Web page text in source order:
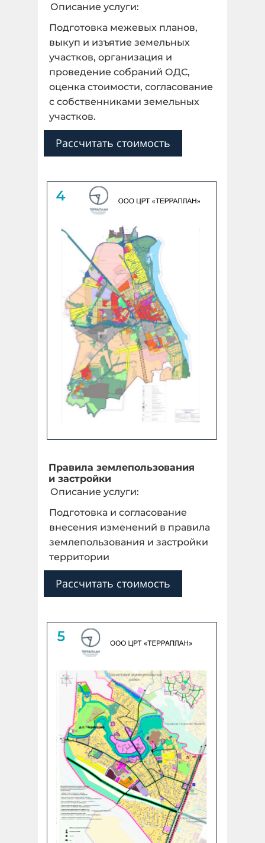
Описание услуги:
Подготовка межевых планов,
выкуп и изъятие земельных
участков, организация и
проведение собраний ОДС,
оценка стоимости, согласование
с собственниками земельных
участков.
Рассчитать стоимость
Правила землепользования
и застройки
Описание услуги:
Подготовка и согласование
внесения изменений в правила
землепользования и застройки
территории
Рассчитать стоимость